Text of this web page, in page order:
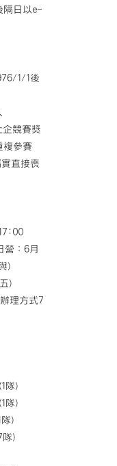
隔日以e-
1/1後
企競賽獎
複參賽
直接喪
營：6月
)
)
理方式7
隊)
隊)
)
隊)